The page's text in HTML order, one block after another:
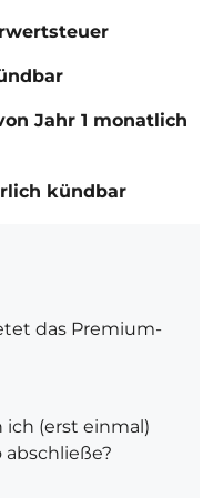
Jahr 1 monatlich
kündbar
das Premium-
ich (erst einmal)